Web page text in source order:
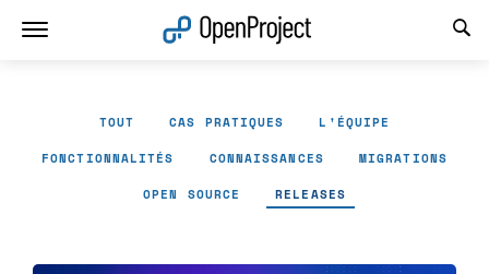
TOUT CAS PRATIQUES L'ÉQUIPE
FONCTIONNALITÉS CONNAISSANCES MIGRATIONS
OPEN SOURCE RELEASES
Ouvrir le lien dans un nouvel onglet